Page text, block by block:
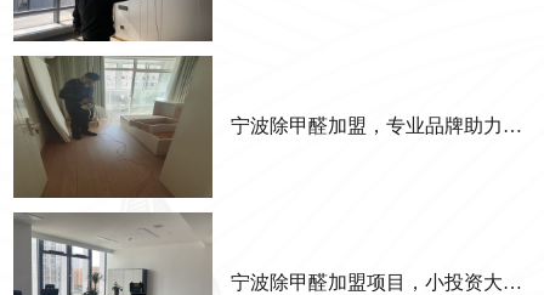
宁波除甲醛加盟，专业品牌助力成功创业
宁波除甲醛加盟项目，小投资大回报的优选